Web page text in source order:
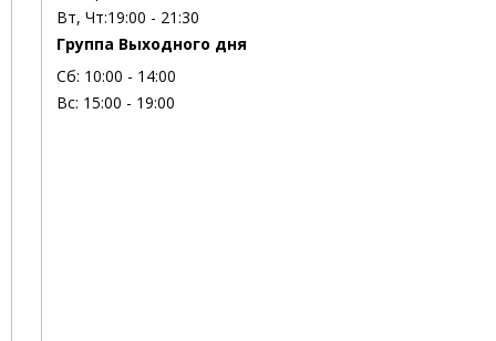
Вт, Чт:19:00 - 21:30
Группа Выходного дня
Сб: 10:00 - 14:00
Вс: 15:00 - 19:00